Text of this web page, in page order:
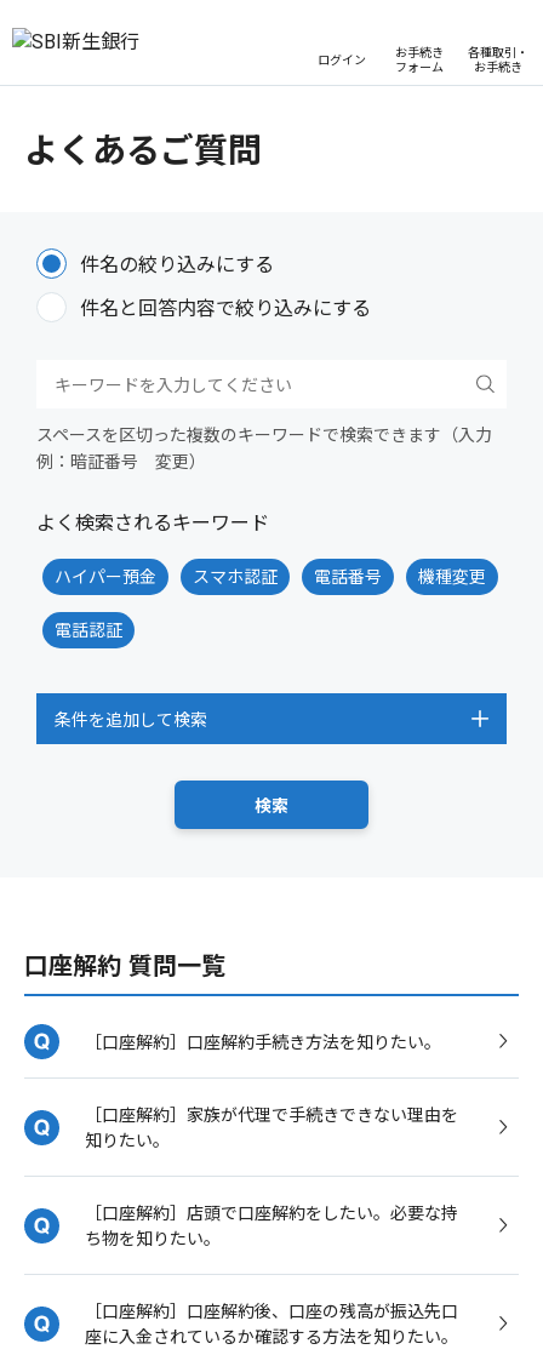
ログイン
お手続き
フォーム
各種取引・
お手続き
よくあるご質問
件名の絞り込みにする
件名と回答内容で絞り込みにする
スペースを区切った複数のキーワードで検索できます（入力
例：暗証番号 変更）
よく検索されるキーワード
ハイパー預金 スマホ認証 電話番号 機種変更
電話認証
条件を追加して検索
口座解約 質問一覧
［口座解約］口座解約手続き方法を知りたい。
［口座解約］家族が代理で手続きできない理由を
知りたい。
［口座解約］店頭で口座解約をしたい。必要な持
ち物を知りたい。
［口座解約］口座解約後、口座の残高が振込先口
座に入金されているか確認する方法を知りたい。